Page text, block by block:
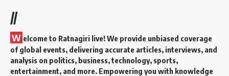
//
W elcome to Ratnagiri live! We provide unbiased coverage
of global events, delivering accurate articles, interviews, and
analysis on politics, business, technology, sports,
entertainment, and more. Empowering you with knowledge